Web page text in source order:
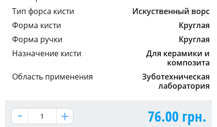
Тип форса кисти
Искуственный ворс
Форма кисти
Круглая
Форма ручки
Круглая
Назначение кисти
Для керамики и
композита
Область применения
Зуботехническая
лаборатория
76.00 грн.